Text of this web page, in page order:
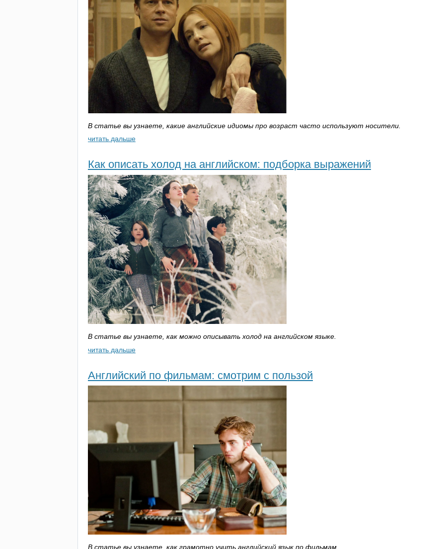
В статье вы узнаете, какие английские идиомы про возраст часто используют носители.
читать дальше
Как описать холод на английском: подборка выражений
В статье вы узнаете, как можно описывать холод на английском языке.
читать дальше
Английский по фильмам: смотрим с пользой
В статье вы узнаете, как грамотно учить английский язык по фильмам.